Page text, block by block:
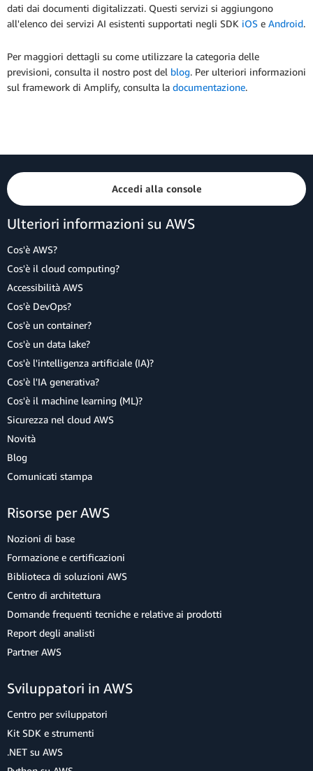
dati dai documenti digitalizzati. Questi servizi si aggiungono
all'elenco dei servizi AI esistenti supportati negli SDK iOS e Android.
Per maggiori dettagli su come utilizzare la categoria delle
previsioni, consulta il nostro post del blog. Per ulteriori informazioni
sul framework di Amplify, consulta la documentazione.
Accedi alla console
Ulteriori informazioni su AWS
Cos'è AWS?
Cos'è il cloud computing?
Accessibilità AWS
Cos'è DevOps?
Cos'è un container?
Cos'è un data lake?
Cos'è l'intelligenza artificiale (IA)?
Cos'è l'IA generativa?
Cos'è il machine learning (ML)?
Sicurezza nel cloud AWS
Novità
Blog
Comunicati stampa
Risorse per AWS
Nozioni di base
Formazione e certificazioni
Biblioteca di soluzioni AWS
Centro di architettura
Domande frequenti tecniche e relative ai prodotti
Report degli analisti
Partner AWS
Sviluppatori in AWS
Centro per sviluppatori
Kit SDK e strumenti
.NET su AWS